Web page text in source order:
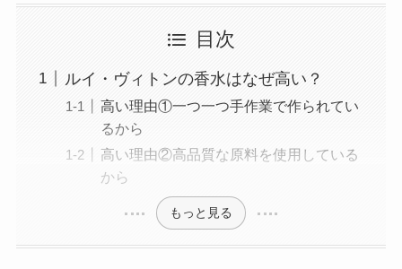
目次
ルイ・ヴィトンの香水はなぜ高い？
高い理由①一つ一つ手作業で作られてい
るから
高い理由②高品質な原料を使用している
から
もっと見る